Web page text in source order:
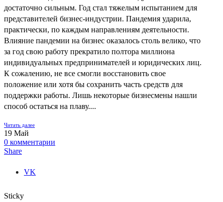
достаточно сильным. Год стал тяжелым испытанием для
представителей бизнес-индустрии. Пандемия ударила,
практически, по каждым направлениям деятельности.
Влияние пандемии на бизнес оказалось столь велико, что
за год свою работу прекратило полтора миллиона
индивидуальных предпринимателей и юридических лиц.
К сожалению, не все смогли восстановить свое
положение или хотя бы сохранить часть средств для
поддержки работы. Лишь некоторые бизнесмены нашли
способ остаться на плаву....
Читать далее
19 Май
0 комментарии
Share
VK
Sticky